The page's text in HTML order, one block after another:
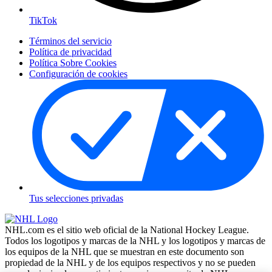
TikTok
Términos del servicio
Política de privacidad
Política Sobre Cookies
Configuración de cookies
Tus selecciones privadas
NHL.com es el sitio web oficial de la National Hockey League.
Todos los logotipos y marcas de la NHL y los logotipos y marcas de
los equipos de la NHL que se muestran en este documento son
propiedad de la NHL y de los equipos respectivos y no se pueden